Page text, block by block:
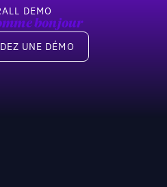
DEMO
bonjour
démo
UNE DÉMO